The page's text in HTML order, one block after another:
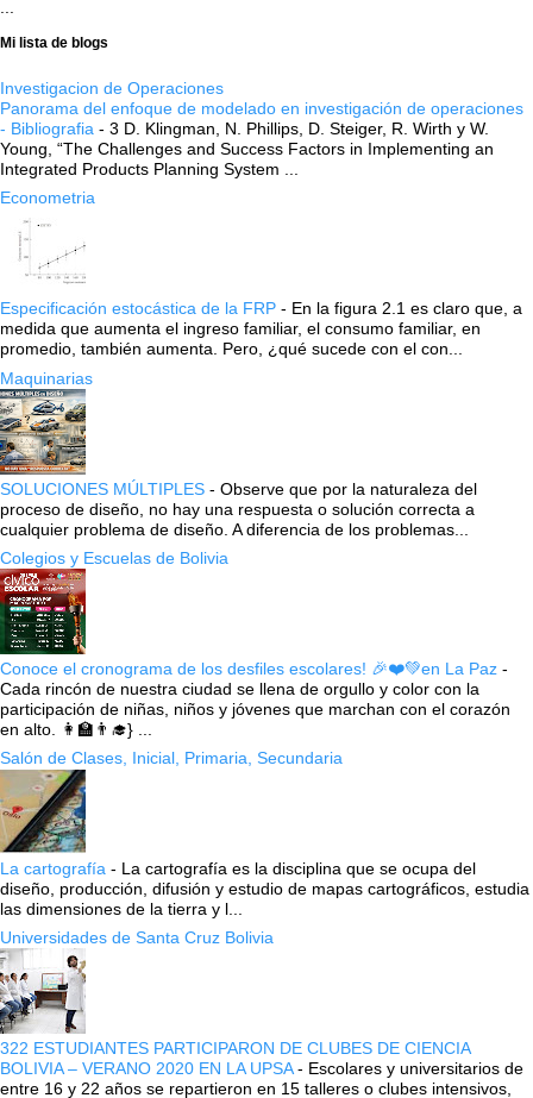
Mi lista de blogs
Investigacion de Operaciones
Panorama del enfoque de modelado en investigación de operaciones
- Bibliografia - 3 D. Klingman, N. Phillips, D. Steiger, R. Wirth y W.
Young, “The Challenges and Success Factors in Implementing an
Integrated Products Planning System ...
Econometria
Especificación estocástica de la FRP - En la figura 2.1 es claro que, a
medida que aumenta el ingreso familiar, el consumo familiar, en
promedio, también aumenta. Pero, ¿qué sucede con el con...
Maquinarias
SOLUCIONES MÚLTIPLES - Observe que por la naturaleza del
proceso de diseño, no hay una respuesta o solución correcta a
cualquier problema de diseño. A diferencia de los problemas...
Colegios y Escuelas de Bolivia
Conoce el cronograma de los desfiles escolares! 🎉❤️💚en La Paz -
Cada rincón de nuestra ciudad se llena de orgullo y color con la
participación de niñas, niños y jóvenes que marchan con el corazón
en alto. 👩‍🏫👨‍🎓} ...
Salón de Clases, Inicial, Primaria, Secundaria
La cartografía - La cartografía es la disciplina que se ocupa del
diseño, producción, difusión y estudio de mapas cartográficos, estudia
las dimensiones de la tierra y l...
Universidades de Santa Cruz Bolivia
322 ESTUDIANTES PARTICIPARON DE CLUBES DE CIENCIA
BOLIVIA – VERANO 2020 EN LA UPSA- Escolares y universitarios de
entre 16 y 22 años se repartieron en 15 talleres o clubes intensivos,